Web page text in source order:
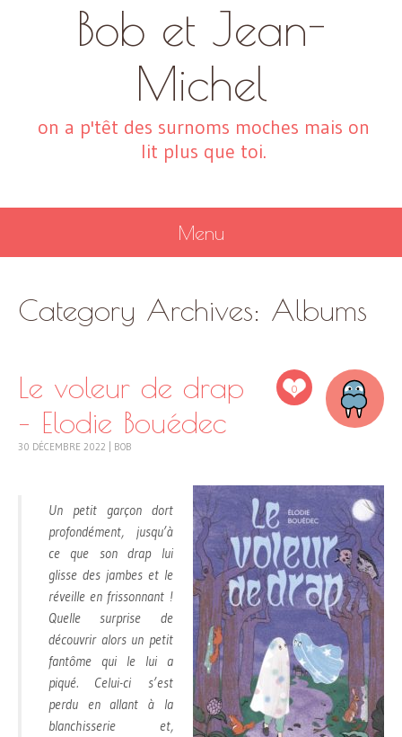
Bob et Jean-
Michel
on a p'têt des surnoms moches mais on
lit plus que toi.
Menu
CONTENT
Category Archives: Albums
0
Le voleur de drap
– Elodie Bouédec
30 DÉCEMBRE 2022 BOB
Un petit garçon dort
profondément, jusqu’à
ce que son drap lui
glisse des jambes et le
réveille en frissonnant !
Quelle surprise de
découvrir alors un petit
fantôme qui le lui a
piqué. Celui-ci s’est
perdu en allant à la
blanchisserie et,